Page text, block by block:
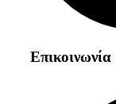
Επικοινωνία